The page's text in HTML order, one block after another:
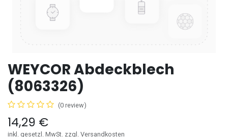
WEYCOR Abdeckblech
(8063326)
(0 review)
14,29 €
inkl. gesetzl. MwSt. zzgl. Versandkosten